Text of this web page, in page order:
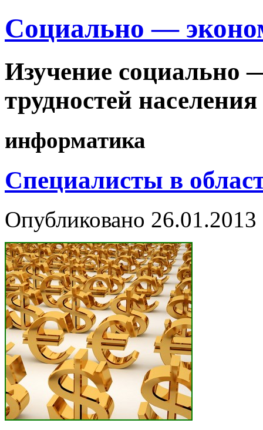
Cоциально —
Изучение социально
трудностей населения
информатика
Специалисты в
Опубликовано 26.01.2013